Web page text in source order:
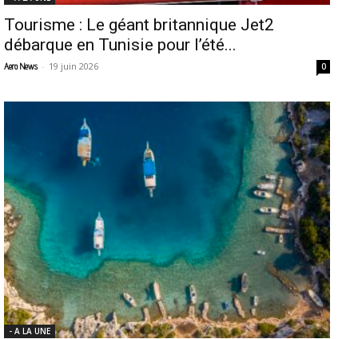
Tourisme : Le géant britannique Jet2
débarque en Tunisie pour l’été...
Aero News - 19 juin 2026 0
- A LA UNE